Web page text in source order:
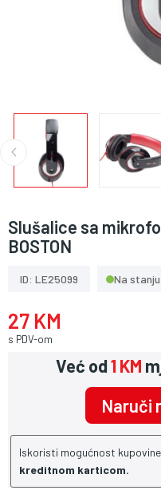
Slušalice sa
BOSTON
ID: LE25099 Na stanju
27 KM
s PDV-om
Već od1 KM
Naruči
Iskoristi mogućnost
kreditnom karticom.